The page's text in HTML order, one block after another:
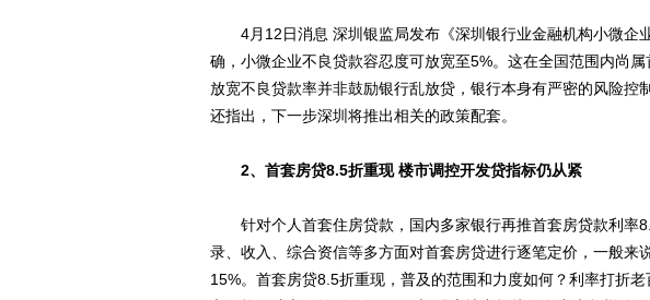
4月12日消息 深圳银监局发布《深圳银行业金融机构小微企
确，小微企业不良贷款容忍度可放宽至5%。这在全国范围内尚
放宽不良贷款率并非鼓励银行乱放贷，银行本身有严密的风险控
还指出，下一步深圳将推出相关的政策配套。
2、首套房贷8.5折重现 楼市调控开发贷指标仍从紧
针对个人首套住房贷款，国内多家银行再推首套房贷款利率
录、收入、综合资信等多方面对首套房贷进行逐笔定价，一般来
15%。首套房贷8.5折重现，普及的范围和力度如何？利率打折